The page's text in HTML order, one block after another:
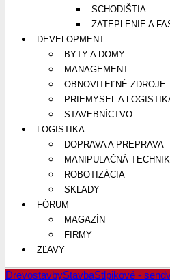
SCHODIŠTIA
ZATEPLENIE A
DEVELOPMENT
BYTY A DOMY
MANAGEMENT
OBNOVITEĽNÉ ZDROJE
PRIEMYSEL A
STAVEBNÍCTVO
LOGISTIKA
DOPRAVA A PREPRAVA
MANIPULAČNÁ
ROBOTIZÁCIA
SKLADY
FÓRUM
MAGAZÍN
FIRMY
ZĽAVY
DrevostavbyStavbaStlpikové -